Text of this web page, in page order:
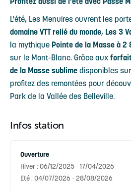
L'été, Les Menuires ouvrent les
domaine VTT relié du monde, Les 3
la mythique Pointe de la Masse à 2
sur le Mont-Blanc. Grâce aux
de la Masse sublime disponibles
profitez des remontées pour
Park de la Vallée des Belleville.
Infos station
Ouverture
Hiver : 06/12/2025 - 17/04/2026
Eté : 04/07/2026 - 28/08/2026